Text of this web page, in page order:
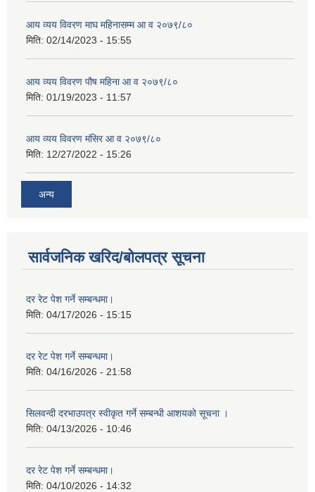
आय व्यय विवरण माघ महिनासम्म आ व २०७९/८०
मिति: 02/14/2023 - 15:55
आय व्यय विवरण पौष महिना आ व २०७९/८०
मिति: 01/19/2023 - 11:57
आय व्यय विवरण मंसिर आ व २०७९/८०
मिति: 12/27/2022 - 15:26
अन्य
सार्वजनिक खरिद/बोलपत्र सूचना
दर रेट पेश गर्ने सम्बन्धमा।
मिति: 04/17/2026 - 15:15
दर रेट पेश गर्ने सम्बन्धमा।
मिति: 04/16/2026 - 21:58
सिलवन्दी दरभाउपत्र स्वीकृत गर्ने सम्बन्धी आशयको सूचना ।
मिति: 04/13/2026 - 10:46
दर रेट पेश गर्ने सम्बन्धमा।
मिति: 04/10/2026 - 14:32